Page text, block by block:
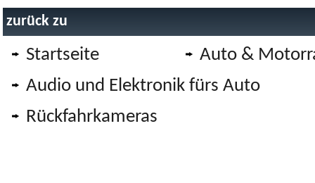
zurück zu
Startseite
Auto &
Audio und Elektronik fürs Auto
Rückfahrkameras